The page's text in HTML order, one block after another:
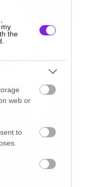
the
web or
to
42 (εντός της
πιστωτική
Sid